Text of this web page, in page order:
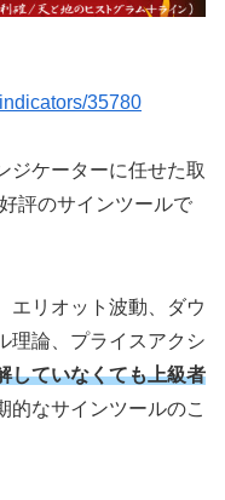
35780
ジケーターに任せた取
評のサインツールで
エリオット波動、ダウ
理論、プライスアクシ
していなくても上級者
的なサインツールのこ